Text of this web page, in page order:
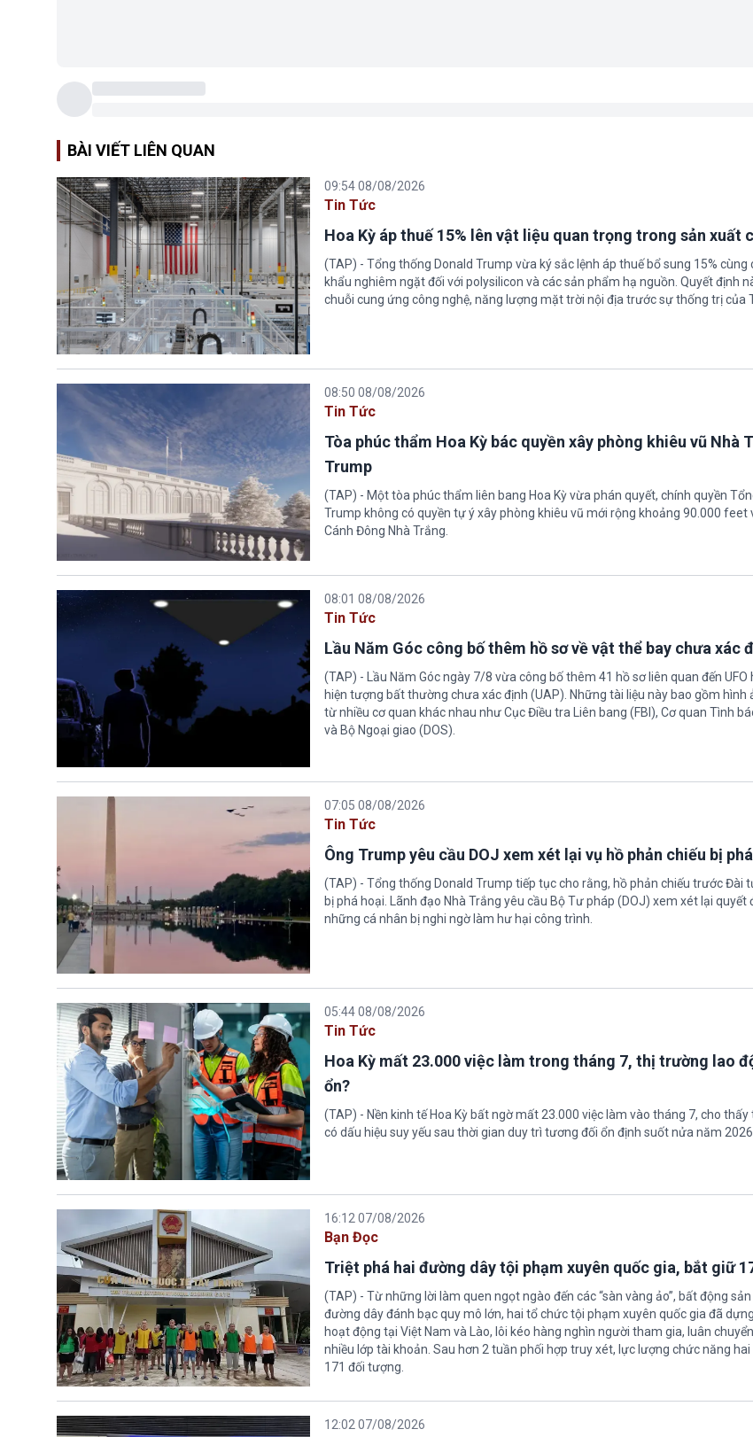
BÀI VIẾT LIÊN QUAN
09:54 08/08/2026
Tin Tức
Hoa Kỳ áp thuế 15% lên vật liệu quan trọng trong sản xuất
(TAP) - Tổng thống Donald Trump vừa ký sắc lệnh áp thuế bổ sung 15% cùng
khẩu nghiêm ngặt đối với polysilicon và các sản phẩm hạ nguồn. Quyết định
chuỗi cung ứng công nghệ, năng lượng mặt trời nội địa trước sự thống trị của
08:50 08/08/2026
Tin Tức
Tòa phúc thẩm Hoa Kỳ bác quyền xây phòng khiêu vũ Nhà
Trump
(TAP) - Một tòa phúc thẩm liên bang Hoa Kỳ vừa phán quyết, chính quyền
Trump không có quyền tự ý xây phòng khiêu vũ mới rộng khoảng 90.000 feet
Cánh Đông Nhà Trắng.
08:01 08/08/2026
Tin Tức
Lầu Năm Góc công bố thêm hồ sơ về vật thể bay chưa xác
(TAP) - Lầu Năm Góc ngày 7/8 vừa công bố thêm 41 hồ sơ liên quan đến UFO
hiện tượng bất thường chưa xác định (UAP). Những tài liệu này bao gồm hình
từ nhiều cơ quan khác nhau như Cục Điều tra Liên bang (FBI), Cơ quan Tình
và Bộ Ngoại giao (DOS).
07:05 08/08/2026
Tin Tức
Ông Trump yêu cầu DOJ xem xét lại vụ hồ phản chiếu bị
(TAP) - Tổng thống Donald Trump tiếp tục cho rằng, hồ phản chiếu trước Đài
bị phá hoại. Lãnh đạo Nhà Trắng yêu cầu Bộ Tư pháp (DOJ) xem xét lại quyết
những cá nhân bị nghi ngờ làm hư hại công trình.
05:44 08/08/2026
Tin Tức
Hoa Kỳ mất 23.000 việc làm trong tháng 7, thị trường lao
ổn?
(TAP) - Nền kinh tế Hoa Kỳ bất ngờ mất 23.000 việc làm vào tháng 7, cho
có dấu hiệu suy yếu sau thời gian duy trì tương đối ổn định suốt nửa năm 2026.
16:12 07/08/2026
Bạn Đọc
Triệt phá hai đường dây tội phạm xuyên quốc gia, bắt giữ
(TAP) - Từ những lời làm quen ngọt ngào đến các “sàn vàng ảo”, bất động
đường dây đánh bạc quy mô lớn, hai tổ chức tội phạm xuyên quốc gia đã
hoạt động tại Việt Nam và Lào, lôi kéo hàng nghìn người tham gia, luân
nhiều lớp tài khoản. Sau hơn 2 tuần phối hợp truy xét, lực lượng chức năng
171 đối tượng.
12:02 07/08/2026